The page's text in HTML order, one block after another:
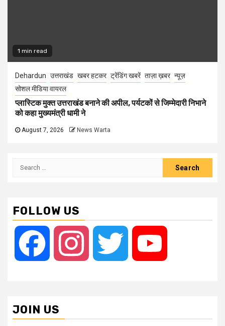
1 min read
Dehardun उत्तराखंड खबर हटकर ट्रेंडिंग खबरें ताज़ा ख़बर न्यूज़
सोशल मीडिया वायरल
प्लास्टिक मुक्त उत्तराखंड बनाने की अपील, पर्यटकों से जिम्मेदारी निभाने
को कहा मुख्यमंत्री धामी ने
August 7, 2026 News Warta
Search
FOLLOW US
Facebook Instagram Twitter
JOIN US